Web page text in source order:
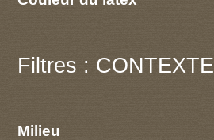
Filtres : CONTEXTE
Milieu